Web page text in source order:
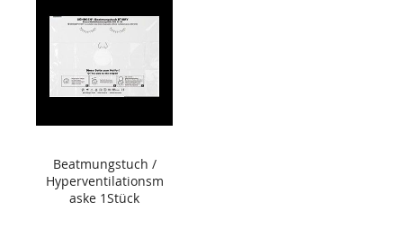
Beatmungstuch /
Hyperventilationsm
aske 1Stück